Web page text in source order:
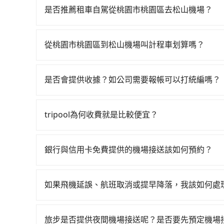
班車次，從最早06:49到23:40，過了末班車到清
票價160元，再用15分鐘出站、等待車站前排班
負擔30元車資，而且更會額外浪費54分鐘在轉乘
是否推薦租車自駕從桃園市桃園區去松山機場？
該適合你。註冊完iRent的app後，可以每小時
Yaris、Prius C、Vios這類乘坐體驗較差的車款
又或者要還車時卻偏偏找不到停車位，對於急著
從桃園市桃園區到松山機場叫計程車划算嗎？
到車，也可考慮打電話至桃園市桃園區附近的計
是否會提供收據？如公司需要報帳可以打統編嗎？
付款前可以輸入公司的抬頭與統編，可向國稅局
tripool為何收費就是比較便宜？
為司機素質比較差、車上會有煙味、或者車齡過
也就是提高俗稱「回頭車」的比例。這不僅體現
午以前均可全額取消退費，如已經決定好要從桃
銀行與信用卡免費提供的機場接送該如何預約？
務，並根據各家信用公司要求的預定流程完成預
如果飛機延誤、航班取消或提早降落，我該如何處
輛，讓乘客能落地後順利離開機場。但如事先沒
旅步是否提供夜間機場接送呢？是否要先預定機場